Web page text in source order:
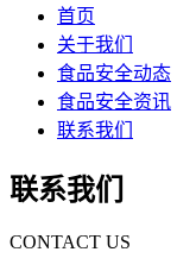
首页
关于我们
食品安全动态
食品安全资讯
联系我们
联系我们
CONTACT US